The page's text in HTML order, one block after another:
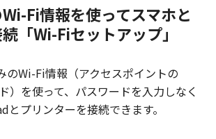
Fi情報を使ってスマホと
「Wi-Fiセットアップ」
のWi-Fi情報（アクセスポイントの
）を使って、パスワードを入力しなく
とプリンターを接続できます。